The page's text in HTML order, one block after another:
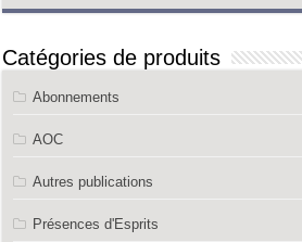
Catégories de produits
Abonnements
AOC
Autres publications
Présences d'Esprits